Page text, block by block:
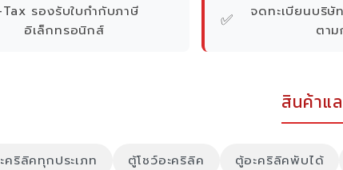
Tax รองรับใบกำกับภาษี
อิเล็กทรอนิกส์
✅
จดทะเบียนบริษั
ตา
สินค้าแ
คริลิคทุกประเภท ตู้โชว์อะคริลิค ตู้อะคริลิคพับได้